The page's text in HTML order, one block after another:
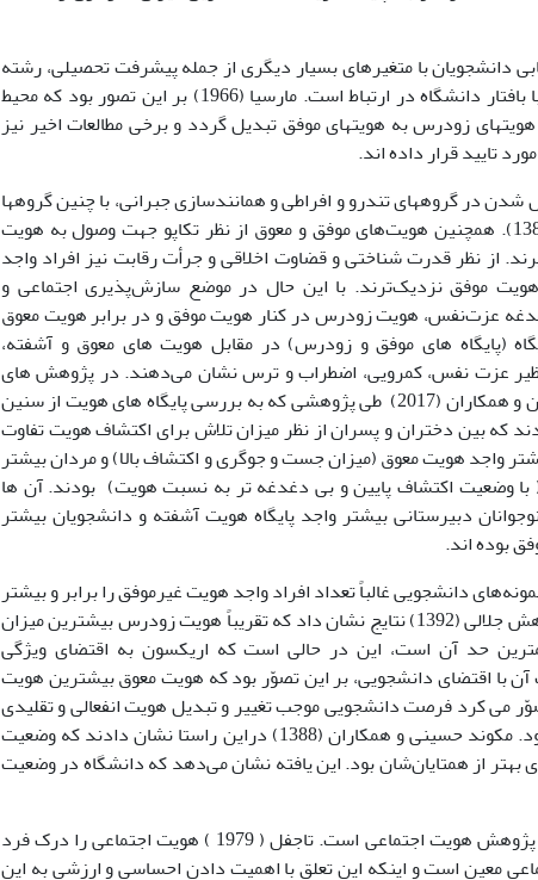
دانشجویان با متغیرهای بسیار دیگری از جمله پیشرفت تحصیلی، رشته
تحصیلی، نوع آموزش‌ها و نحوه سازگاری با بافتار دانشگاه در ارتباط است. مارسیا (1966) بر این تصور بود که محیط
زودرس به هویتهای موفق تبدیل گردد و برخی مطالعات اخیر نیز
در گروههای تندرو و افراطی و همانندسازی جبرانی، با چنین گروهها
و مراجعی وجود دارد (پاشا، گل شکوه، 1382). همچنین هویت‌های موفق و معوق از نظر تکاپو جهت وصول به هویت
از نظر قدرت شناختی و قضاوت اخلاقی و جرأت رقابت نیز افراد واجد
موفق نزدیک‌ترند. با این حال در موضع سازش‌پذیری اجتماعی و
عزت‌نفس، هویت زودرس در کنار هویت موفق و در برابر هویت معوق
(پایگاه های موفق و زودرس) در مقابل هویت های معوق و آشفته،
عزت نفس، کمرویی، اضطراب و ترس نشان می‌دهند. در پژوهش های
خارجی در مورد پایگاه های هویت ، ورشورن و همکاران (2017) طی پژوهشی که به بررسی پایگاه های هویت از سنین
که بین دختران و پسران از نظر میزان تلاش برای اکتشاف هویت تفاوت
واجد هویت معوق (میزان جست و جوگری و اکتشاف بالا) و مردان بیشتر
وضعیت اکتشاف پایین و بی دغدغه تر به نسبت هویت) بودند. آن ها
دبیرستانی بیشتر واجد پایگاه هویت آشفته و دانشجویان بیشتر
بوده اند.
دانشجویی غالباً تعداد افراد واجد هویت غیرموفق را برابر و بیشتر
از آزمودنی‌های موفق نشان می‌دهند. پژوهش جلالی (1392) نتایج نشان داد که تقریباً هویت زودرس بیشترین میزان
حد آن است، این در حالی است که اریکسون به اقتضای ویژگی
با اقتضای دانشجویی، بر این تصوّر بود که هویت معوق بیشترین هویت
می کرد فرصت دانشجویی موجب تغییر و تبدیل هویت انفعالی و تقلیدی
زودرس به هویت های پیشرفته خواهد بود. مکوند حسینی و همکاران (1388) دراین راستا نشان دادند که وضعیت
بهتر از همتایان‌شان بود. این یافته نشان می‌دهد که دانشگاه در وضعیت
یکی دیگر از مولفه های مورد بررسی این پژوهش هویت اجتماعی است. تاجفل ( 1979 ) هویت اجتماعی را درک فرد
معین است و اینکه این تعلق با اهمیت دادن احساسی و ارزشی به این